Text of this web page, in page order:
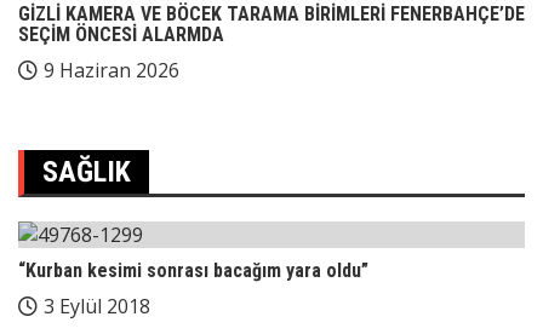
GİZLİ KAMERA VE BÖCEK TARAMA BİRİMLERİ FENERBAHÇE’DE
SEÇİM ÖNCESİ ALARMDA
9 Haziran 2026
SAĞLIK
“Kurban kesimi sonrası bacağım yara oldu”
3 Eylül 2018